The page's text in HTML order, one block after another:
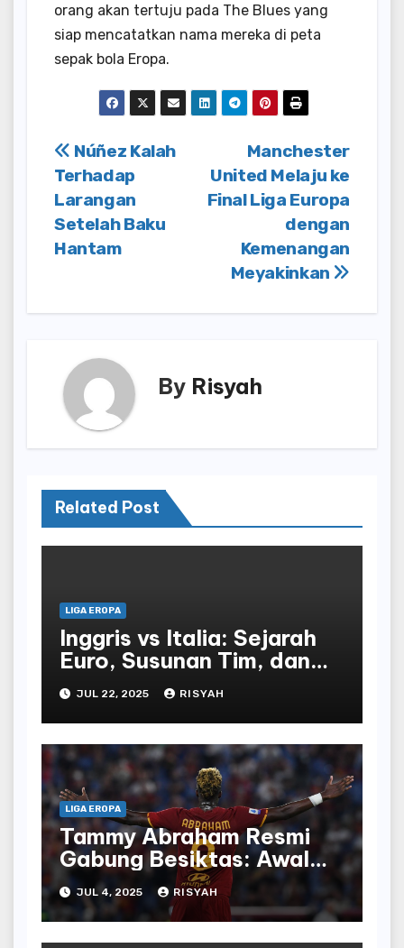
orang akan tertuju pada The Blues yang
siap mencatatkan nama mereka di peta
sepak bola Eropa.
Post
navigation
Manchester
United Melaju ke
Final Liga Europa
dengan
Kemenangan
Meyakinkan
Núñez Kalah
Terhadap
Larangan
Setelah Baku
Hantam
By Risyah
Related Post
LIGA EROPA
Inggris vs Italia: Sejarah
Euro, Susunan Tim, dan
Pratinjau Pertandingan
JUL 22, 2025 RISYAH
LIGA EROPA
Tammy Abraham Resmi
Gabung Besiktas: Awal
Baru di Tanah Turki
JUL 4, 2025 RISYAH